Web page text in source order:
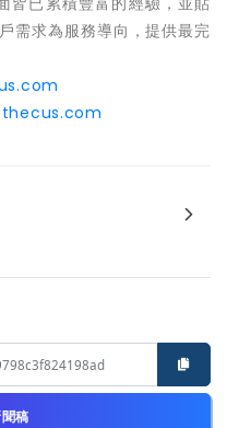
需求為服務導向，提供最完
稿